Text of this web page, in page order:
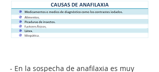
- En la sospecha de anafilaxia es muy